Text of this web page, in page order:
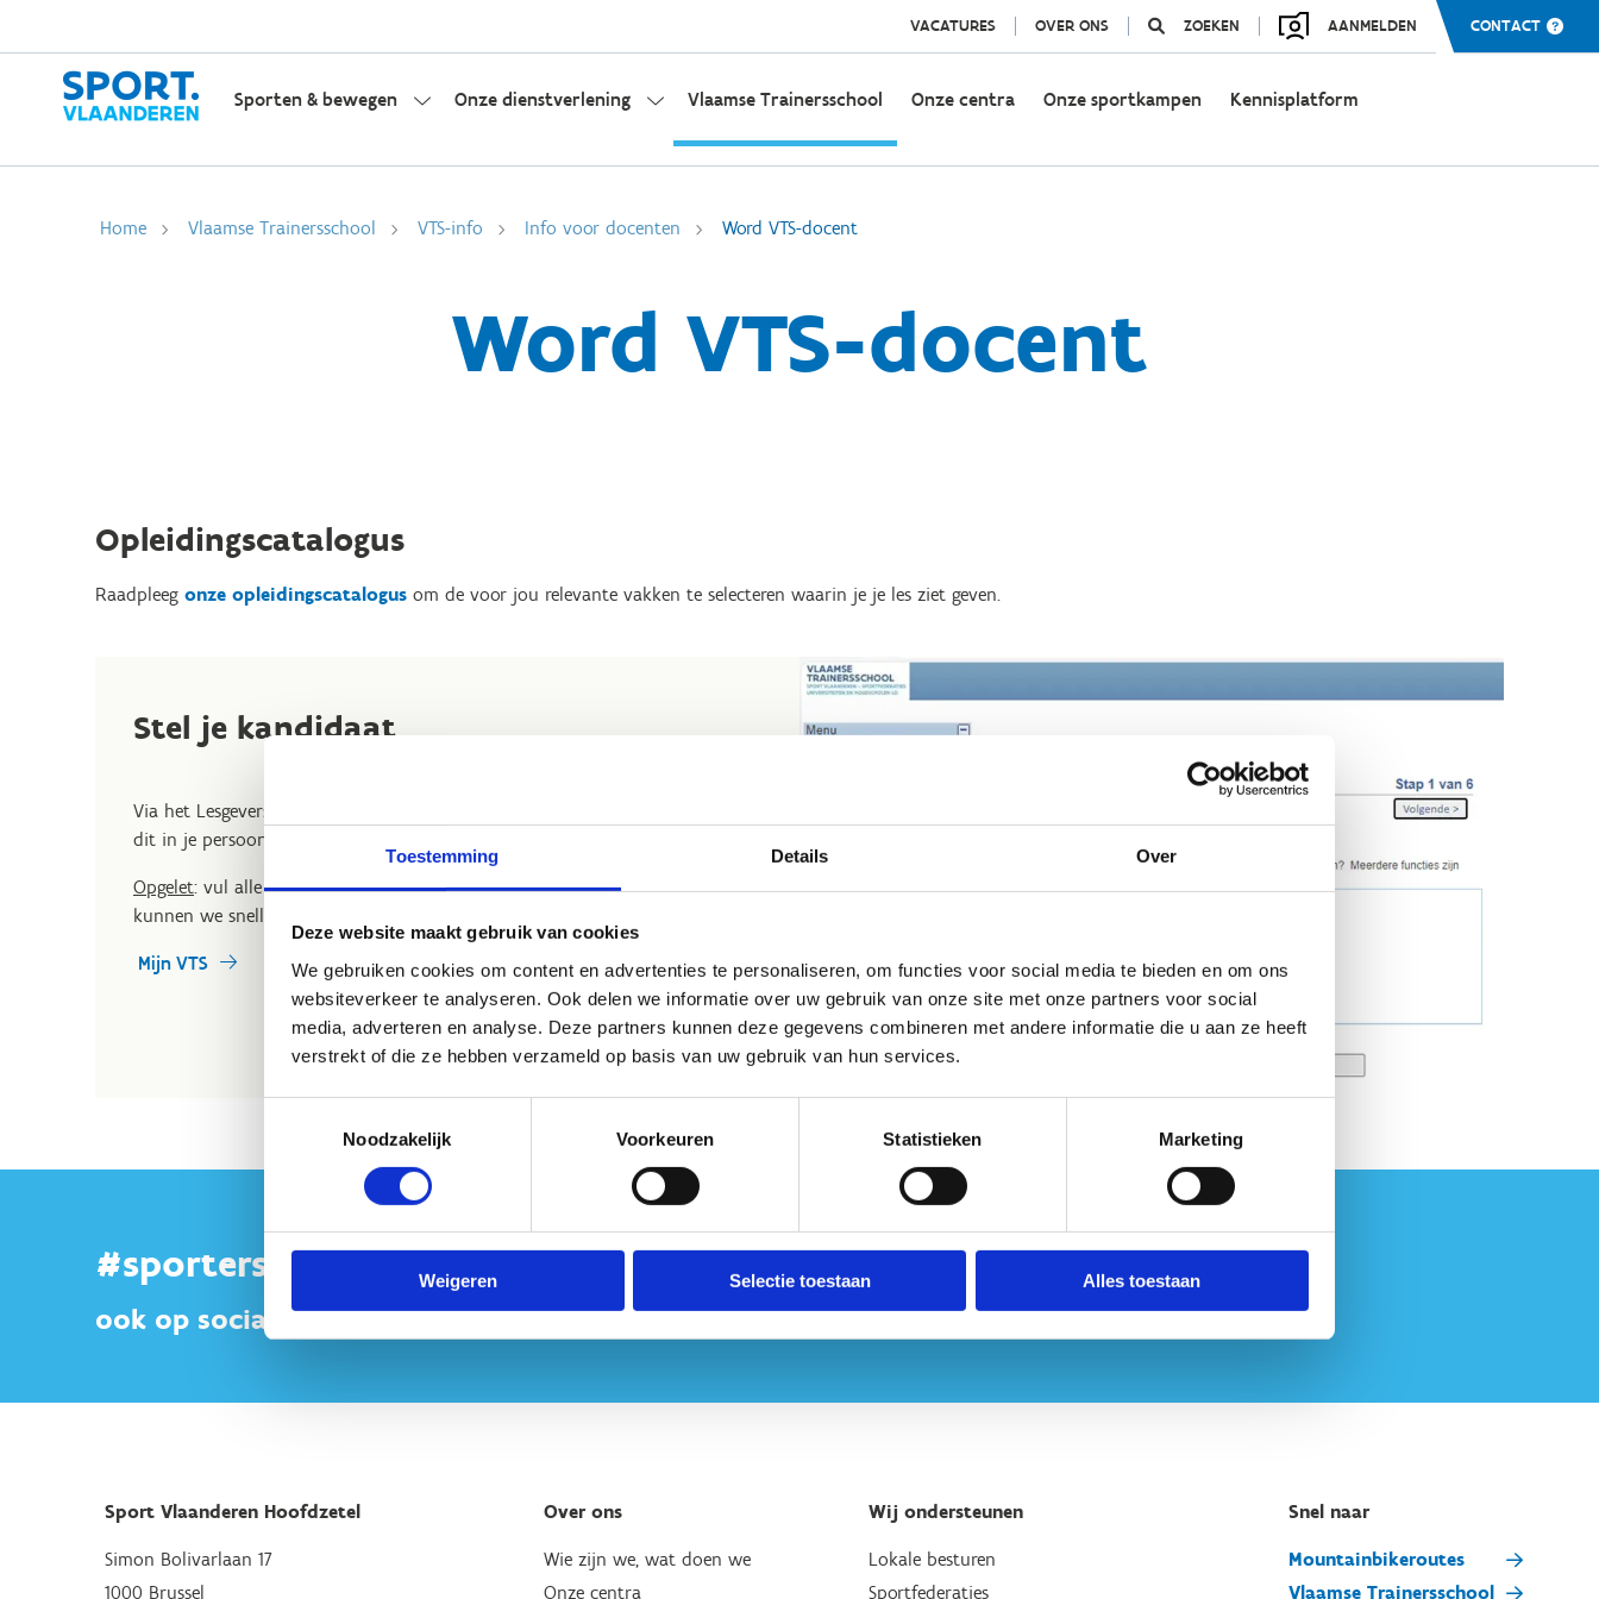
Toestemming Details Over
Deze website maakt gebruik van cookies
We gebruiken cookies om content en advertenties te personaliseren, om functies voor social media te bieden en om ons
websiteverkeer te analyseren. Ook delen we informatie over uw gebruik van onze site met onze partners voor social
media, adverteren en analyse. Deze partners kunnen deze gegevens combineren met andere informatie die u aan ze heeft
verstrekt of die ze hebben verzameld op basis van uw gebruik van hun services.
Noodzakelijk
Voorkeuren Statistieken Marketing
Weigeren Selectie toestaan Alles toestaan
VACATURES OVER ONS ZOEKEN AANMELDEN CONTACT
Sporten & bewegen Onze dienstverlening Vlaamse Trainersschool Onze centra Onze sportkampen Kennisplatform
Home Vlaamse Trainersschool VTS-info Info voor docenten Word VTS-docent
Word VTS-docent
Opleidingscatalogus
Raadpleeg onze opleidingscatalogus om de voor jou relevante vakken te selecteren waarin je je les ziet geven.
Stel je kandidaat
Via het Lesgeversprofiel kan je je kandidaat stellen als VTS-docent. Je vindt
dit in je persoonlijke MijnVTS-profiel.
Opgelet: vul alle velden zo concreet en volledig mogelijk aan. Op die manier
kunnen we sneller gevolg geven aan jouw kandidatuur.
Mijn VTS
#sportersbelevenmeer
ook op sociale media
Sport Vlaanderen Hoofdzetel
Simon Bolivarlaan 17
1000 Brussel
Over ons
Wie zijn we, wat doen we
Onze centra
Wij ondersteunen
Lokale besturen
Sportfederaties
Snel naar
Mountainbikeroutes
Vlaamse Trainersschool